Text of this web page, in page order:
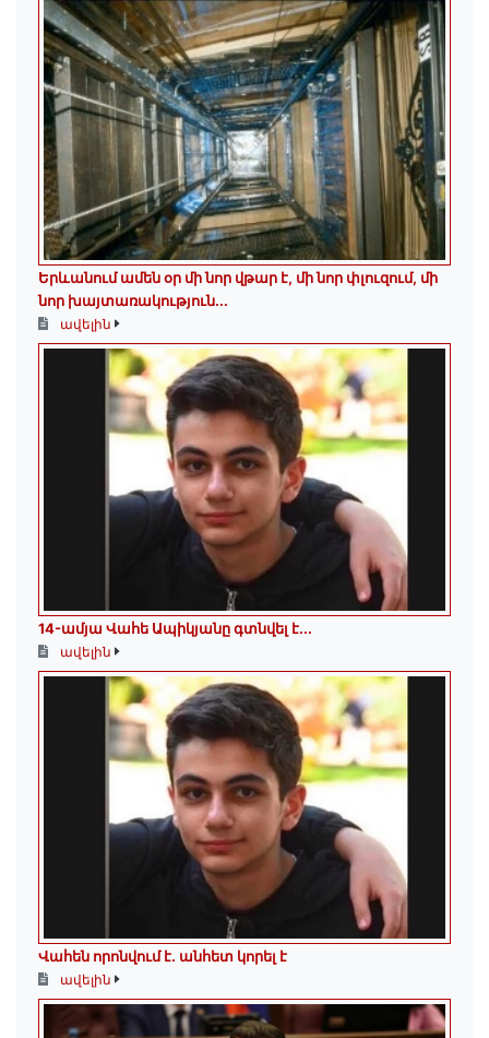
Երևանում ամեն օր մի նոր վթար է, մի նոր փլուզում, մի
նոր խայտառակություն...
ավելին
14-ամյա Վահե Ապիկյանը գտնվել է...
ավելին
Վահեն որոնվում է․ անհետ կորել է
ավելին